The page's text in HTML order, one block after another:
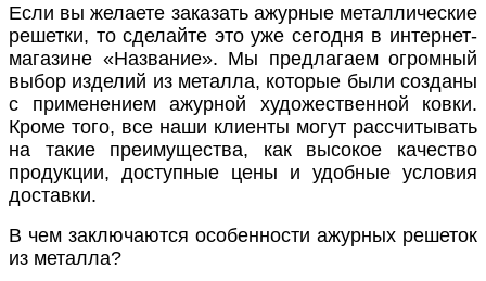
Если вы желаете заказать ажурные металлические
решетки, то сделайте это уже сегодня в интернет-
магазине «Название». Мы предлагаем огромный
выбор изделий из металла, которые были созданы
с применением ажурной художественной ковки.
Кроме того, все наши клиенты могут рассчитывать
на такие преимущества, как высокое качество
продукции, доступные цены и удобные условия
доставки.
В чем заключаются особенности ажурных решеток
из металла?